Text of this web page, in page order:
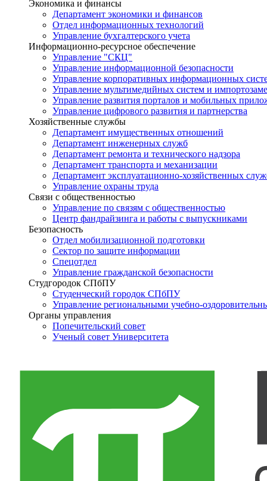
Экономика и финансы
Департамент экономики и финансов
Отдел информационных технологий
Управление бухгалтерского учета
Информационно-ресурсное обеспечение
Управление "СКЦ"
Управление информационной безопасности
Управление корпоративных информационных
Управление мультимедийных систем и
Управление развития порталов и мобильных
Управление цифрового развития и партнерства
Хозяйственные службы
Департамент имущественных отношений
Департамент инженерных служб
Департамент ремонта и технического надзора
Департамент транспорта и механизации
Департамент эксплуатационно-хозяйственных
Управление охраны труда
Связи с общественностью
Управление по связям с общественностью
Центр фандрайзинга и работы с выпускниками
Безопасность
Отдел мобилизационной подготовки
Сектор по защите информации
Спецотдел
Управление гражданской безопасности
Студгородок СПбПУ
Студенческий городок СПбПУ
Управление региональными учебно-
Органы управления
Попечительский совет
Ученый совет Университета